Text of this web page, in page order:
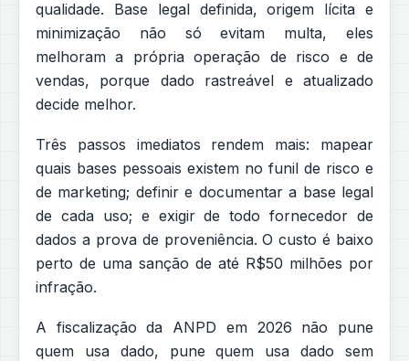
qualidade. Base legal definida, origem lícita e
minimização não só evitam multa, eles
melhoram a própria operação de risco e de
vendas, porque dado rastreável e atualizado
decide melhor.
Três passos imediatos rendem mais: mapear
quais bases pessoais existem no funil de risco e
de marketing; definir e documentar a base legal
de cada uso; e exigir de todo fornecedor de
dados a prova de proveniência. O custo é baixo
perto de uma sanção de até R$50 milhões por
infração.
A fiscalização da ANPD em 2026 não pune
quem usa dado, pune quem usa dado sem